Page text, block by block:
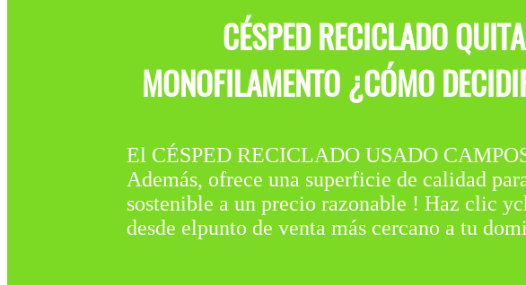
CÉSPED RECICLADO
MONOFILAMENTO ¿CÓMO
El CÉSPED RECICLADO USADO
Además, ofrece una superficie de calidad
sostenible a un precio razonable ! Haz clic
desde elpunto de venta más cercano a tu